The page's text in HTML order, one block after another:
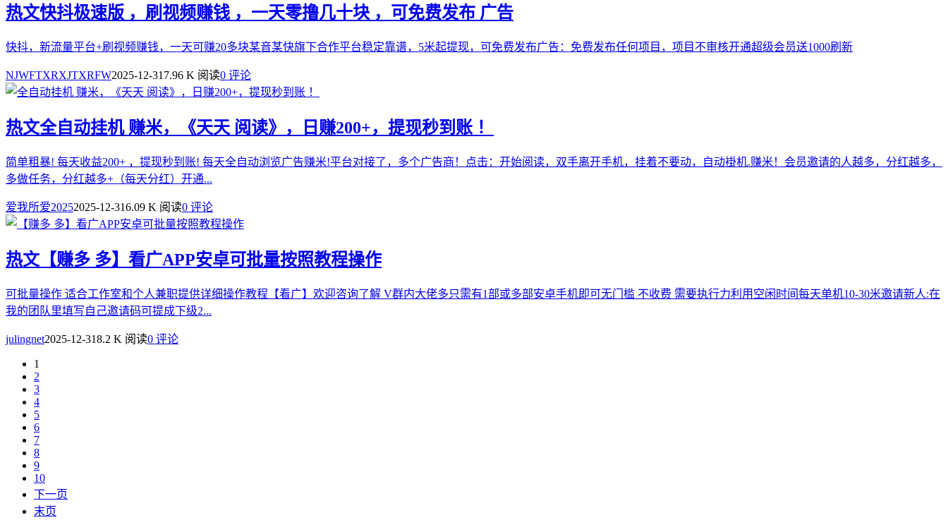
热文快抖极速版 ，刷视频赚钱 ，一天零撸几十块 ，可免费发布 广告
快抖，新流量平台+刷视频赚钱，一天可赚20多块某音某快旗下合作平台稳定靠谱，5米起提现，可免费发布广告：免费发布任何项目，项目不审核开通超级会员送1000刷新
NJWFTXRXJTXRFW2025-12-31 7.96 K 阅读0 评论
热文全自动挂机 赚米，《天天 阅读》，日赚200+，提现秒到账 ！
简单粗暴! 每天收益200+ ，提现秒到账! 每天全自动浏览广告赚米!平台对接了，多个广告商！点击：开始阅读，双手离开手机，挂着不要动，自动褂机.赚米！会员邀请的人越多，分红越多，
多做任务，分红越多+（每天分红）开通...
爱我所爱20252025-12-316.09 K 阅读0 评论
热文 【赚多 多】看广APP安卓可批量按照教程操作
可批量操作 适合工作室和个人兼职提供详细操作教程【看广】欢迎咨询了解 V群内大佬多只需有1部或多部安卓手机即可无门槛 不收费 需要执行力利用空闲时间每天单机10-30米邀请新人:在
我的团队里填写自己邀请码可提成下级2...
julingnet2025-12-318.2 K 阅读0 评论
1
2
3
4
5
6
7
8
9
10
下一页
末页